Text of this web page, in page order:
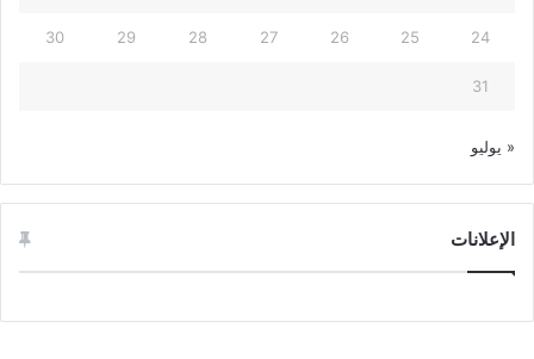
24
25
26
27
28
29
30
31
« يوليو
الإعلانات